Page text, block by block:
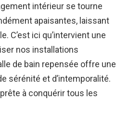
intérieur se tourne
apaisantes, laissant
C’est ici qu’intervient une
nos installations
de bain repensée offre une
sérénité et d’intemporalité.
à conquérir tous les